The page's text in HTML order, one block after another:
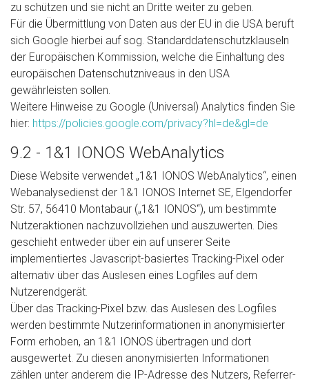
zu schützen und sie nicht an Dritte weiter zu geben.
Für die Übermittlung von Daten aus der EU in die USA beruft
sich Google hierbei auf sog. Standarddatenschutzklauseln
der Europäischen Kommission, welche die Einhaltung des
europäischen Datenschutzniveaus in den USA
gewährleisten sollen.
Weitere Hinweise zu Google (Universal) Analytics finden Sie
hier: https://policies.google.com/privacy?hl=de&gl=de
9.2 - 1&1 IONOS WebAnalytics
Diese Website verwendet „1&1 IONOS WebAnalytics“, einen
Webanalysedienst der 1&1 IONOS Internet SE, Elgendorfer
Str. 57, 56410 Montabaur („1&1 IONOS“), um bestimmte
Nutzeraktionen nachzuvollziehen und auszuwerten. Dies
geschieht entweder über ein auf unserer Seite
implementiertes Javascript-basiertes Tracking-Pixel oder
alternativ über das Auslesen eines Logfiles auf dem
Nutzerendgerät.
Über das Tracking-Pixel bzw. das Auslesen des Logfiles
werden bestimmte Nutzerinformationen in anonymisierter
Form erhoben, an 1&1 IONOS übertragen und dort
ausgewertet. Zu diesen anonymisierten Informationen
zählen unter anderem die IP-Adresse des Nutzers, Referrer-